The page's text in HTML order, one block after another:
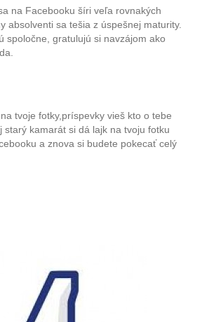
na Facebooku šíri veľa rovnakých
absolventi sa tešia z úspešnej maturity.
spoločne, gratulujú si navzájom ako
tvoje fotky,príspevky vieš kto o tebe
starý kamarát si dá lajk na tvoju fotku
a znova si budete pokecať celý